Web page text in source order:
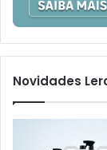
Novidades